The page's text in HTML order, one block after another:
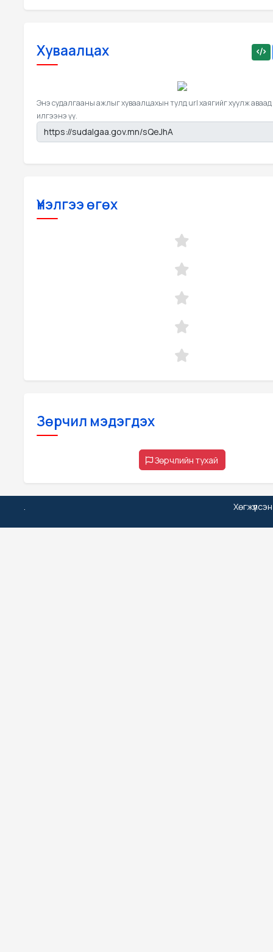
Хуваалцах
Энэ судалгааны ажлыг хуваалцахын тулд url хаягийг хуулж аваад
илгээнэ үү.
Үнэлгээ өгөх
Зөрчил мэдэгдэх
Зөрчлийн тухай
.